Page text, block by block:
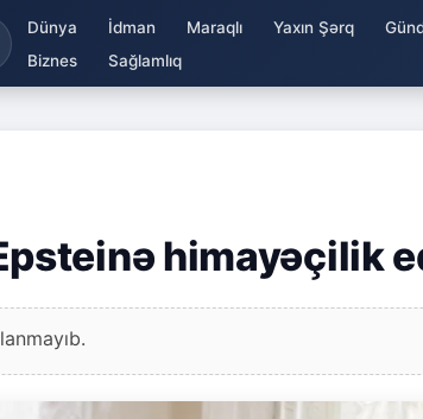
Dünya İdman Maraqlı Yaxın Şərq
Biznes
Sağlamlıq
himayəçilik